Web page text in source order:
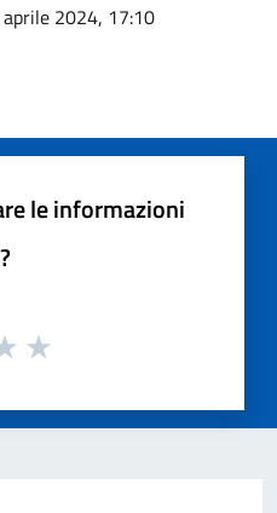
aprile 2024, 17:10
le informazioni